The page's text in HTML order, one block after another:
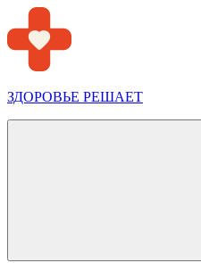
Перейти
к
содержимому
ЗДОРОВЬЕ РЕШАЕТ